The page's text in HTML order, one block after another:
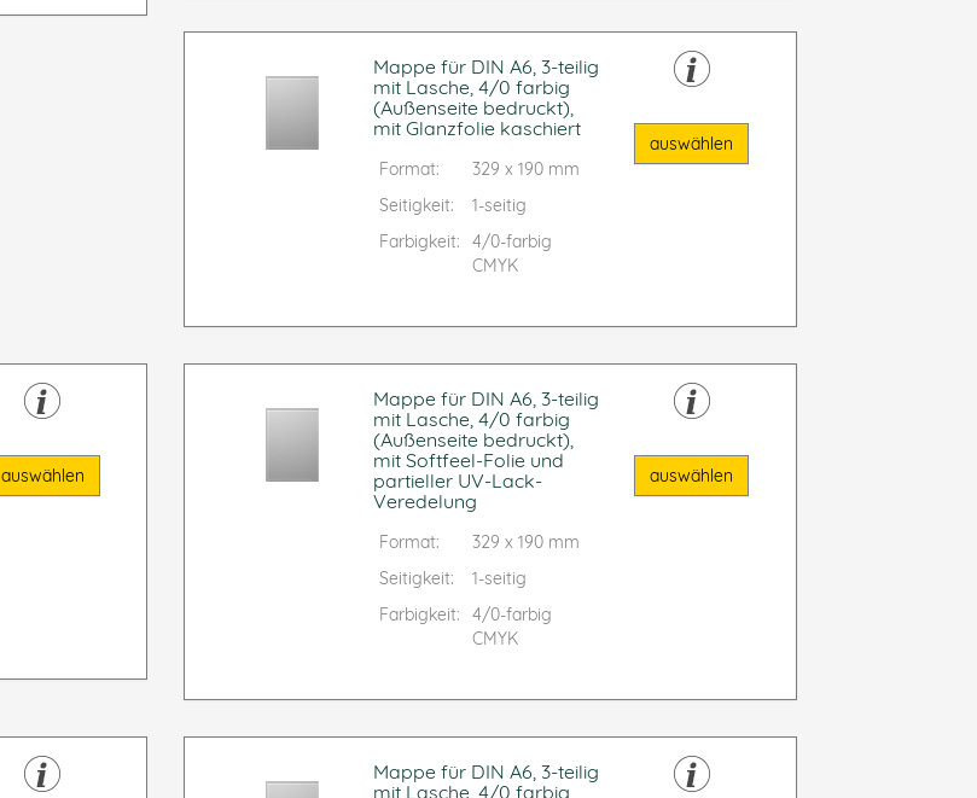
Mappe für DIN A6, 3-teilig
mit Lasche, 4/0 farbig
(Außenseite bedruckt),
mit Glanzfolie kaschiert
Format:
329 x 190 mm
Seitigkeit:
1-seitig
Farbigkeit:
4/0-farbig
CMYK
auswählen
auswählen
Mappe für DIN A6, 3-teilig
mit Lasche, 4/0 farbig
(Außenseite bedruckt),
mit Softfeel-Folie und
partieller UV-Lack-
Veredelung
Format:
329 x 190 mm
Seitigkeit:
1-seitig
Farbigkeit:
4/0-farbig
CMYK
auswählen
Mappe für DIN A6, 3-teilig
mit Lasche, 4/0 farbig